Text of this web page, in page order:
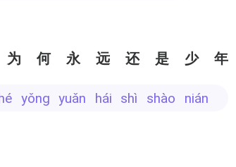
何永远还是少年
yǒng yuǎn hái shì shào nián